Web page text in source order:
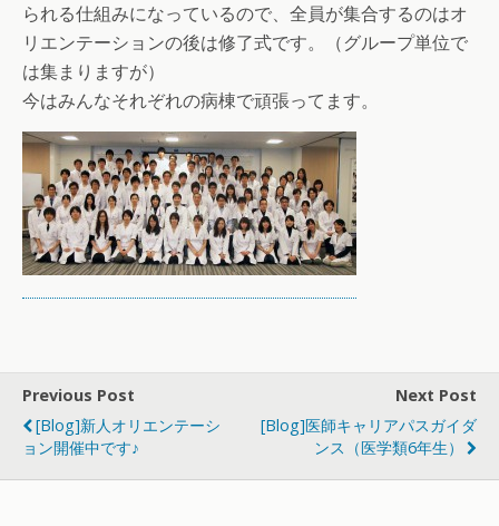
られる仕組みになっているので、全員が集合するのはオ
リエンテーションの後は修了式です。（グループ単位で
は集まりますが）
今はみんなそれぞれの病棟で頑張ってます。
Previous Post
[Blog]新人オリエンテーシ
ョン開催中です♪
Next Post
[Blog]医師キャリアパスガイダ
ンス（医学類6年生）